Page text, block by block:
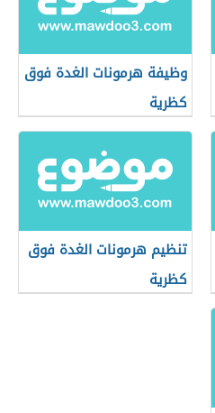
وظيفة هرمونات الغدة فوق
كظرية
تنظيم هرمونات الغدة فوق
كظرية